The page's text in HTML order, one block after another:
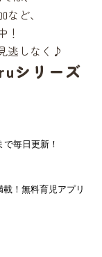
ど、
！
逃しなく♪
シリーズ
で毎日更新！
！無料育児アプリ